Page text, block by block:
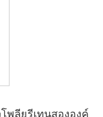
พลียูรีเทนสององค์